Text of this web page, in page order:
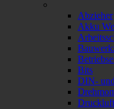
Abzieher
Akku
Bits
DIN-